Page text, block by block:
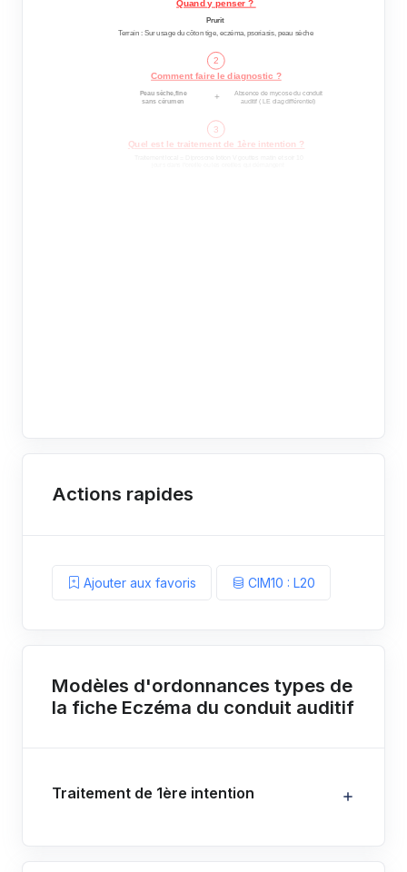
Actions rapides
Ajouter aux favoris CIM10 : L20
Modèles d'ordonnances types de
la fiche Eczéma du conduit auditif
Traitement de 1ère intention